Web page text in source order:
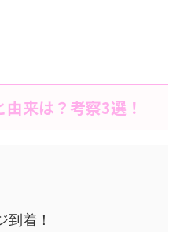
来は？考察3選！
到着！